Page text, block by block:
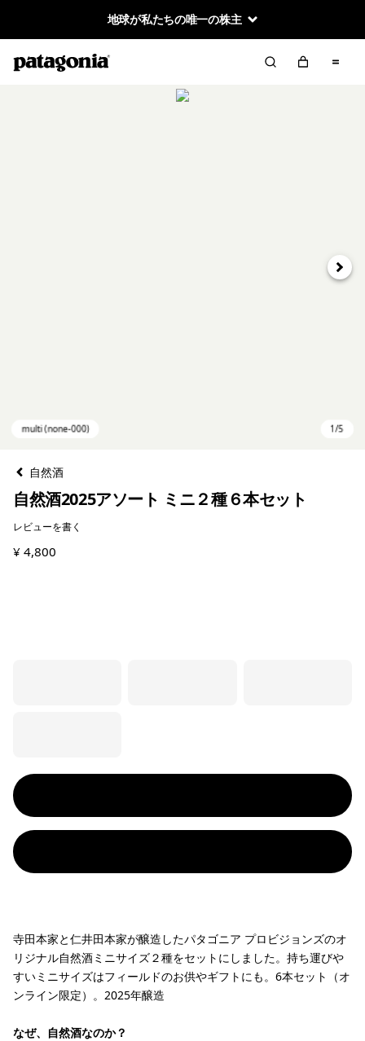
地球が私たちの唯一の株主
次へ
自然酒
自然酒2025アソート ミニ２種６本セット
レビューを書く
¥ 4,800
寺田本家と仁井田本家が醸造したパタゴニア プロビジョンズのオ
リジナル自然酒ミニサイズ２種をセットにしました。持ち運びや
すいミニサイズはフィールドのお供やギフトにも。6本セット（オ
ンライン限定）。2025年醸造
なぜ、自然酒なのか？